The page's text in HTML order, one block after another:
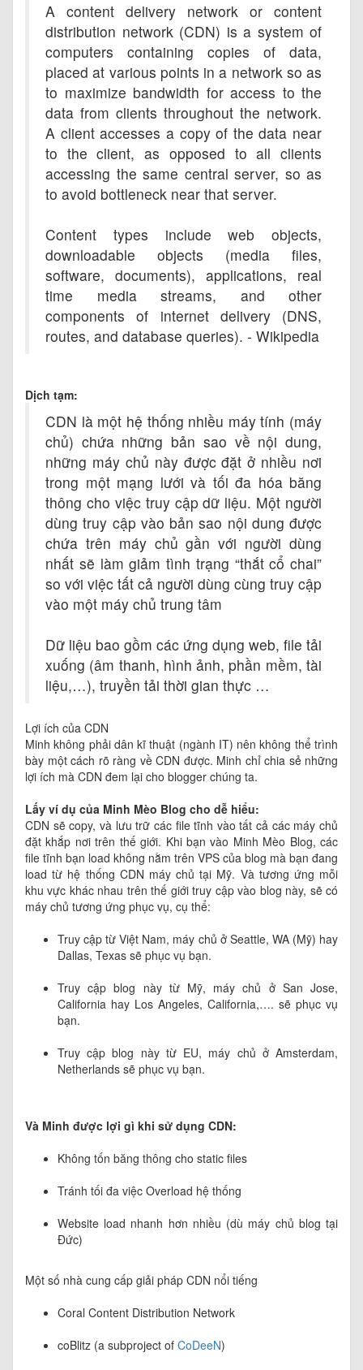
A content delivery network or content
distribution network (CDN) is a system of
computers containing copies of data,
placed at various points in a network so as
to maximize bandwidth for access to the
data from clients throughout the network.
A client accesses a copy of the data near
to the client, as opposed to all clients
accessing the same central server, so as
to avoid bottleneck near that server.
Content types include web objects,
downloadable objects (media files,
software, documents), applications, real
time media streams, and other
components of internet delivery (DNS,
routes, and database queries). - Wikipedia
Dịch tạm:
CDN là một hệ thống nhiều máy tính (máy
chủ) chứa những bản sao về nội dung,
những máy chủ này được đặt ở nhiều nơi
trong một mạng lưới và tối đa hóa băng
thông cho việc truy cập dữ liệu. Một người
dùng truy cập vào bản sao nội dung được
chứa trên máy chủ gần với người dùng
nhất sẽ làm giảm tình trạng “thắt cổ chai”
so với việc tất cả người dùng cùng truy cập
vào một máy chủ trung tâm
Dữ liệu bao gồm các ứng dụng web, file tải
xuống (âm thanh, hình ảnh, phần mềm, tài
liệu,…), truyền tải thời gian thực …
Lợi ích của CDN
Minh không phải dân kĩ thuật (ngành IT) nên không thể trình
bày một cách rõ ràng về CDN được. Minh chỉ chia sẻ những
lợi ích mà CDN đem lại cho blogger chúng ta.
Lấy ví dụ của Minh Mèo Blog cho dễ hiểu:
CDN sẽ copy, và lưu trữ các file tĩnh vào tất cả các máy chủ
đặt khắp nơi trên thế giới. Khi bạn vào Minh Mèo Blog, các
file tĩnh bạn load không nằm trên VPS của blog mà bạn đang
load từ hệ thống CDN máy chủ tại Mỹ. Và tương ứng mỗi
khu vực khác nhau trên thế giới truy cập vào blog này, sẽ có
máy chủ tương ứng phục vụ, cụ thể:
Truy cập từ Việt Nam, máy chủ ở Seattle, WA (Mỹ) hay
Dallas, Texas sẽ phục vụ bạn.
Truy cập blog này từ Mỹ, máy chủ ở San Jose,
California hay Los Angeles, California,…. sẽ phục vụ
bạn.
Truy cập blog này từ EU, máy chủ ở Amsterdam,
Netherlands sẽ phục vụ bạn.
Và Minh được lợi gì khi sử dụng CDN:
Không tốn băng thông cho static files
Tránh tối đa việc Overload hệ thống
Website load nhanh hơn nhiều (dù máy chủ blog tại
Đức)
Một số nhà cung cấp giải pháp CDN nổi tiếng
Coral Content Distribution Network
coBlitz (a subproject of CoDeeN)